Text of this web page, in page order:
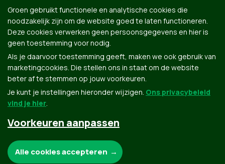
Groen.be
Groen gebruikt functionele en analytische cookies die
noodzakelijk zijn om de website goed te laten functioneren.
Deze cookies verwerken geen persoonsgegevens en hier is
geen toestemming voor nodig.
Als je daarvoor toestemming geeft, maken we ook gebruik van
marketingcookies. Die stellen ons in staat om de website
beter af te stemmen op jouw voorkeuren.
Je kunt je instellingen hieronder wijzigen. Ons privacybeleid
vind je hier.
Voorkeuren aanpassen
Alle cookies accepteren